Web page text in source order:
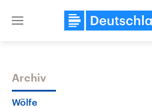
Close
Themen
Archiv
Wölfe